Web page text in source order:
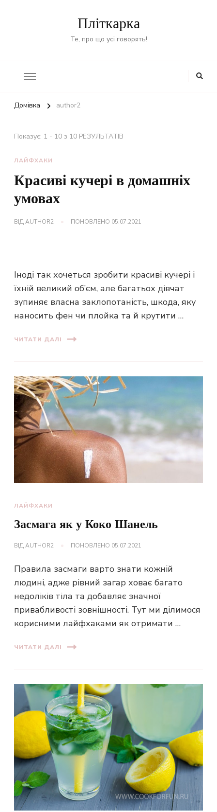
Пліткарка
Те, про що усі говорять!
Домівка author2
Показує: 1 - 10 з 10 РЕЗУЛЬТАТІВ
ЛАЙФХАКИ
Красиві кучері в домашніх
умовах
ВІДAUTHOR2 ПОНОВЛЕНО 05.07.2021
Іноді так хочеться зробити красиві кучері і
їхній великий об’єм, але багатьох дівчат
зупиняє власна заклопотаність, шкода, яку
наносить фен чи плойка та й крутити …
ЧИТАТИ ДАЛІ
ЛАЙФХАКИ
Засмага як у Коко Шанель
ВІДAUTHOR2 ПОНОВЛЕНО 05.07.2021
Правила засмаги варто знати кожній
людині, адже рівний загар ховає багато
недоліків тіла та добавляє значної
привабливості зовнішності. Тут ми ділимося
корисними лайфхаками як отримати …
ЧИТАТИ ДАЛІ